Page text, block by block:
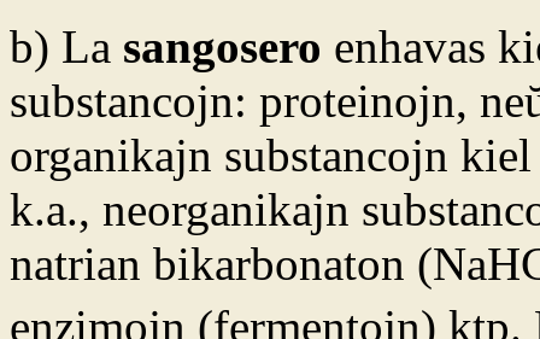
b) La sangosero enhavas
substancojn: proteinojn,
organikajn substancojn
k.a., neorganikajn
natrian bikarbonaton
enzimojn (fermentojn) ktp.